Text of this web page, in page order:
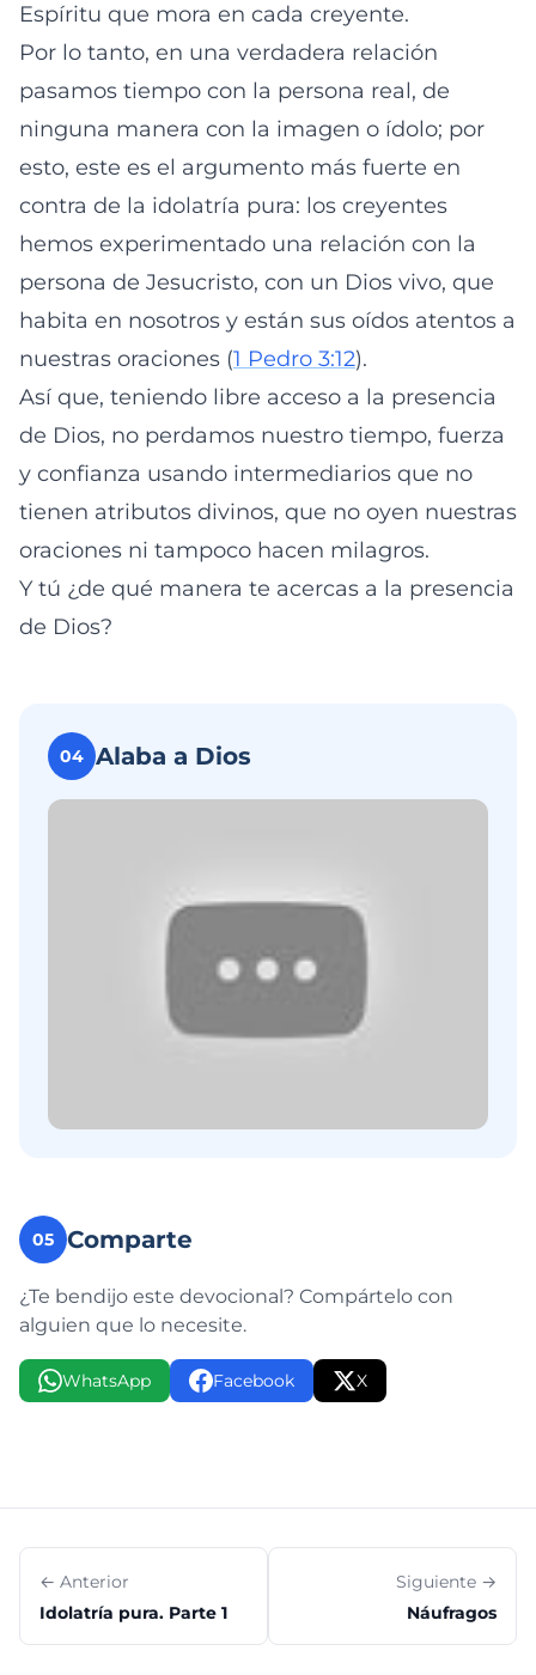
Espíritu que mora en cada creyente.
Por lo tanto, en una verdadera relación
pasamos tiempo con la persona real, de
ninguna manera con la imagen o ídolo; por
esto, este es el argumento más fuerte en
contra de la idolatría pura: los creyentes
hemos experimentado una relación con la
persona de Jesucristo, con un Dios vivo, que
habita en nosotros y están sus oídos atentos a
nuestras oraciones (1 Pedro 3:12).
Así que, teniendo libre acceso a la presencia
de Dios, no perdamos nuestro tiempo, fuerza
y confianza usando intermediarios que no
tienen atributos divinos, que no oyen nuestras
oraciones ni tampoco hacen milagros.
Y tú ¿de qué manera te acercas a la presencia
de Dios?
04 Alaba a Dios
05 Comparte
¿Te bendijo este devocional? Compártelo con
alguien que lo necesite.
WhatsApp Facebook X
← Anterior
Idolatría pura. Parte 1
Siguiente →
Náufragos